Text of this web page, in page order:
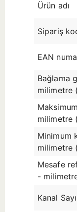
Ürün adı
Sipariş
EAN
Bağlama
milimetre
milimetre
Minimum
milimetre
Mesafe
-
Kanal